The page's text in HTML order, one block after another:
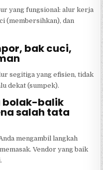
yang fungsional: alur kerja
(membersihkan), dan
bak cuci,
segitiga yang efisien, tidak
dekat (sumpek).
bolak-balik
salah tata
mengambil langkah
Vendor yang baik